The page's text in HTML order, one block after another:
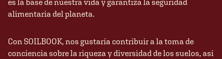
es la base de nuestra vida y garantiza la seguridad
alimentaria del planeta.
Con SOILBOOK, nos gustaría contribuir a la toma de
conciencia sobre la riqueza y diversidad de los suelos, así